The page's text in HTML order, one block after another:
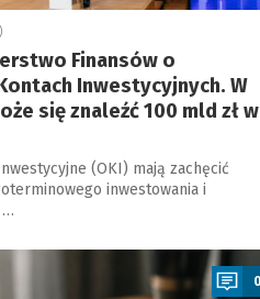
Finansów o
Inwestycyjnych. W
się znaleźć 100 mld zł w
(OKI) mają zachęcić
inwestowania i
…
0